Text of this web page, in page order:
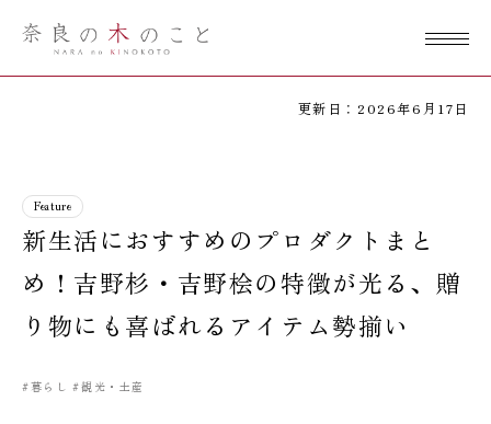
奈良の木のこ
と
更新日：2026年6月17日
Feature
新生活におすすめのプロダクトまと
め！吉野杉・吉野桧の特徴が光る、贈
り物にも喜ばれるアイテム勢揃い
#暮らし #観光・土産